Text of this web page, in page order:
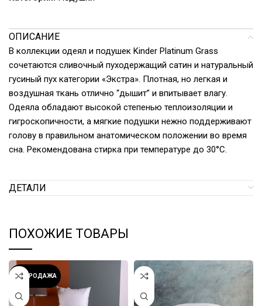
ОПИСАНИЕ
В коллекции одеял и подушек Kinder Platinum Grass
сочетаются сливочный пуходержащий сатин и натуральный
гусиный пух категории «Экстра». Плотная, но легкая и
воздушная ткань отлично “дышит” и впитывает влагу.
Одеяла обладают высокой степенью теплоизоляции и
гигроскопичности, а мягкие подушки нежно поддерживают
голову в правильном анатомическом положении во время
сна. Рекомендована стирка при температуре до 30°С.
ДЕТАЛИ
ПОХОЖИЕ ТОВАРЫ
РАСПРОДАЖА